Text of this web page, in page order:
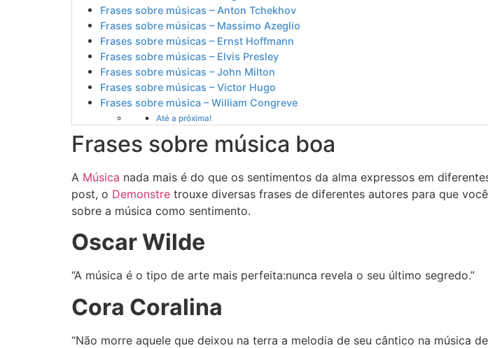
Frases sobre músicas – Anton Tchekhov
Frases sobre músicas – Massimo Azeglio
Frases sobre músicas – Ernst Hoffmann
Frases sobre músicas – Elvis Presley
Frases sobre músicas – John Milton
Frases sobre músicas – Victor Hugo
Frases sobre música – William Congreve
Até a próxima!
Frases sobre música boa
A Música nada mais é do que os sentimentos da alma expressos em
post, o Demonstre trouxe diversas frases de diferentes autores para que
sobre a música como sentimento.
Oscar Wilde
“A música é o tipo de arte mais perfeita:nunca revela o seu último segredo.”
Cora Coralina
“Não morre aquele que deixou na terra a melodia de seu cântico na música